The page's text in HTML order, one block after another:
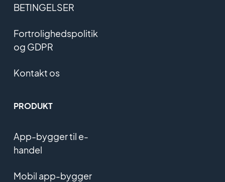
BETINGELSER
Fortrolighedspolitik
og GDPR
Kontakt os
PRODUKT
App-bygger til e-
handel
Mobil app-bygger